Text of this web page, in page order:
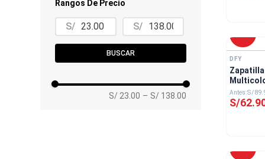
Infante
Rangos De Precio
S/ S/
BUSCAR
S/ 23.00 – S/ 138.00
DFY
S/89.
S/62.